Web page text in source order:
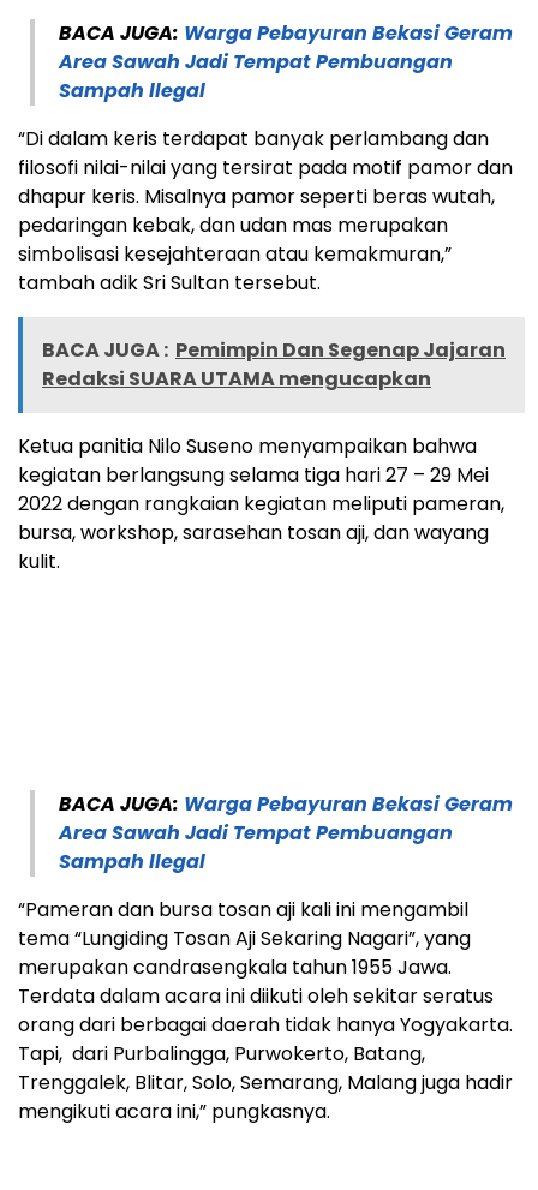
BACA JUGA: Warga Pebayuran Bekasi Geram
Area Sawah Jadi Tempat Pembuangan
Sampah llegal
“Di dalam keris terdapat banyak perlambang dan
filosofi nilai-nilai yang tersirat pada motif pamor dan
dhapur keris. Misalnya pamor seperti beras wutah,
pedaringan kebak, dan udan mas merupakan
simbolisasi kesejahteraan atau kemakmuran,”
tambah adik Sri Sultan tersebut.
BACA JUGA : Pemimpin Dan Segenap Jajaran
Redaksi SUARA UTAMA mengucapkan
Ketua panitia Nilo Suseno menyampaikan bahwa
kegiatan berlangsung selama tiga hari 27 – 29 Mei
2022 dengan rangkaian kegiatan meliputi pameran,
bursa, workshop, sarasehan tosan aji, dan wayang
kulit.
BACA JUGA: Warga Pebayuran Bekasi Geram
Area Sawah Jadi Tempat Pembuangan
Sampah llegal
“Pameran dan bursa tosan aji kali ini mengambil
tema “Lungiding Tosan Aji Sekaring Nagari”, yang
merupakan candrasengkala tahun 1955 Jawa.
Terdata dalam acara ini diikuti oleh sekitar seratus
orang dari berbagai daerah tidak hanya Yogyakarta.
Tapi, dari Purbalingga, Purwokerto, Batang,
Trenggalek, Blitar, Solo, Semarang, Malang juga hadir
mengikuti acara ini,” pungkasnya.